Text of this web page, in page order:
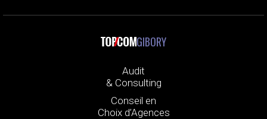
GIBORY
Audit
& Consulting
Conseil en
Choix d’Agences